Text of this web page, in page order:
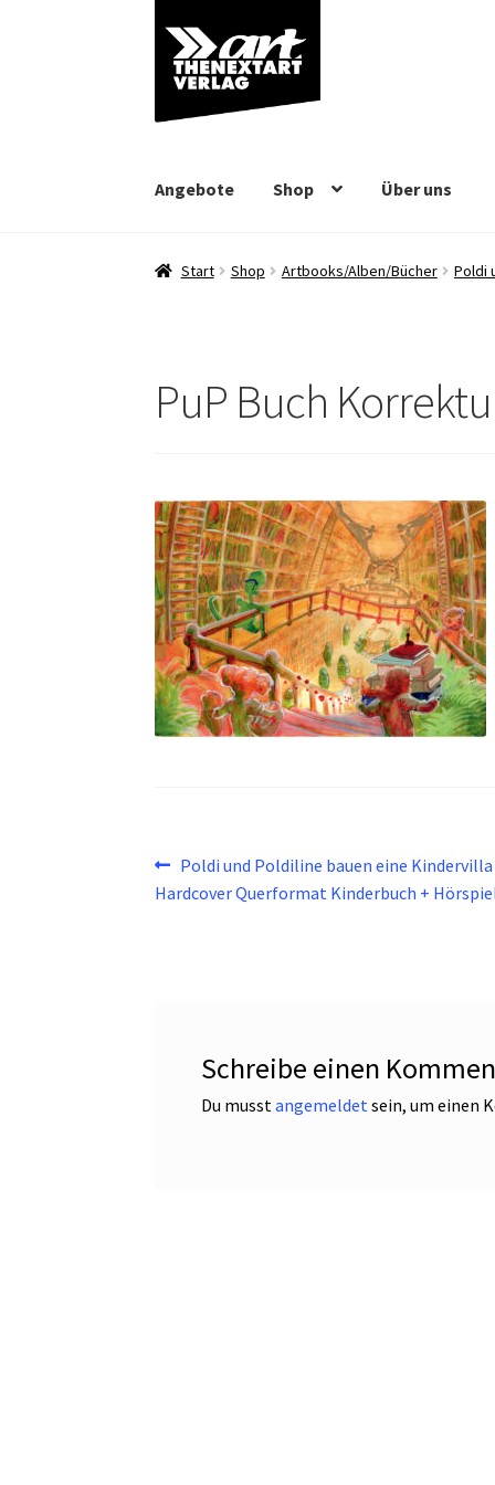
Zur
Navigation
springen
Zum
Inhalt
springen
Angebote Shop Über uns
Start Shop Artbooks/Alben/Bücher Poldi
PuP Buch
Beitragsnavigation
Vorheriger
Beitrag:
Poldi und Poldiline bauen eine Kindervilla
Hardcover Querformat Kinderbuch +
Schreibe einen
Du musst angemeldet sein, um einen